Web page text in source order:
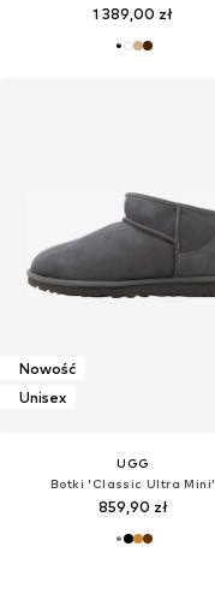
1 389,00 zł
Nowość
Unisex
UGG
Botki 'Classic Ultra Mini'
859,90 zł